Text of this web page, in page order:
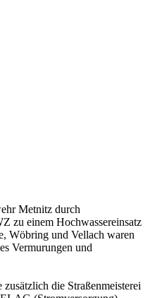
Metnitz durch
zu einem Hochwassereinsatz
Wöbring und Vellach waren
Vermurungen und
die Straßenmeisterei